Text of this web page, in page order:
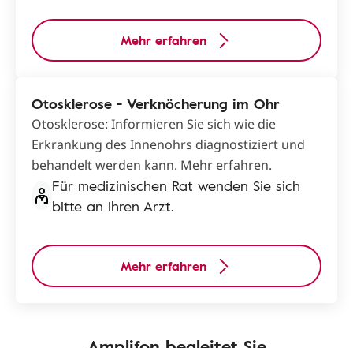
Mehr erfahren
Otosklerose - Verknöcherung im Ohr
Otosklerose: Informieren Sie sich wie die
Erkrankung des Innenohrs diagnostiziert und
behandelt werden kann. Mehr erfahren.
Für medizinischen Rat wenden Sie sich
bitte an Ihren Arzt.
Mehr erfahren